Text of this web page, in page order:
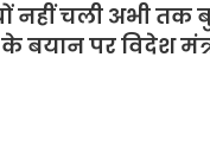
नहीं चली अभी तक
के बयान पर विदेश